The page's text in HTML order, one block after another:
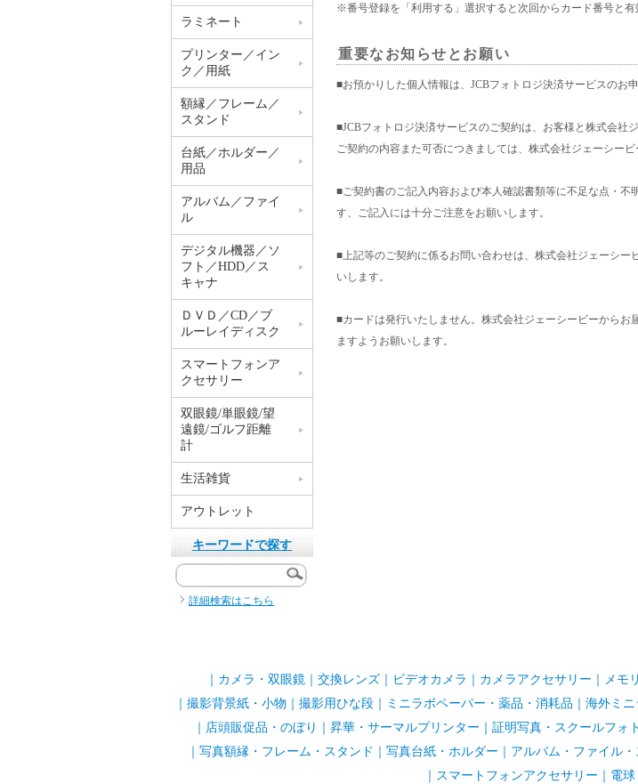
※番号登録を「利用する」選択すると次回からカード番号と有
重要なお知らせとお願い
■お預かりした個人情報は、JCBフォトロジ決済サービスのお
■JCBフォトロジ決済サービスのご契約は、お客様と株式会社
ご契約の内容また可否につきましては、株式会社ジェーシービ
■ご契約書のご記入内容および本人確認書類等に不足な点・
す、ご記入には十分ご注意をお願いします。
■上記等のご契約に係るお問い合わせは、株式会社ジェーシ
いします。
■カードは発行いたしません。株式会社ジェーシービーから
ますようお願いします。
ラミネート
プリンター／イン
ク／用紙
額縁／フレーム／
スタンド
台紙／ホルダー／
用品
アルバム／ファイ
ル
デジタル機器／ソ
フト／HDD／ス
キャナ
ＤＶＤ／CD／ブ
ルーレイディスク
スマートフォンア
クセサリー
双眼鏡/単眼鏡/望
遠鏡/ゴルフ距離
計
生活雑貨
アウトレット
キーワードで探す
詳細検索はこちら
カメラ・双眼鏡 交換レンズ ビデオカメラ カメラアクセサリー メモ
撮影背景紙・小物 撮影用ひな段 ミニラボペーパー・薬品・消耗品 海外ミ
店頭販促品・のぼり 昇華・サーマルプリンター 証明写真・スクールフォ
写真額縁・フレーム・スタンド 写真台紙・ホルダー アルバム・ファイル・
スマートフォンアクセサリー 電球